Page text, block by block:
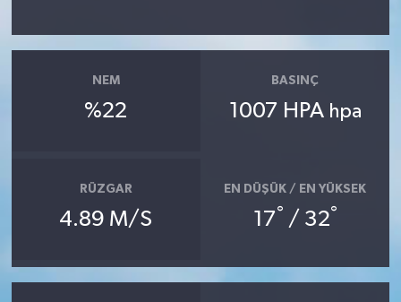
NEM
%22
BASINÇ
1007 HPA hpa
RÜZGAR
4.89 M/S
EN DÜŞÜK / EN YÜKSEK
17° / 32°